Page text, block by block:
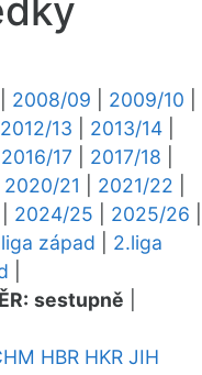
2008/09 2009/10
2012/13 2013/14
2016/17 2017/18
2020/21 2021/22
2024/25 2025/26
západ
2.liga
sestupně
HBR HKR JIH